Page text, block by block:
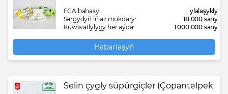
FCA bahasy:
ylalaşykly
Sargydyň iň az mukdary:
18 000 sany
Kuwwatlylygy her aýda:
1 000 000 sany
Habarlaşyň
Selin çygly süpürgiçler (Çopantelpek